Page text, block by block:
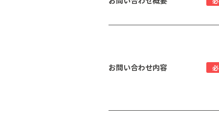
お問い合わせ内容